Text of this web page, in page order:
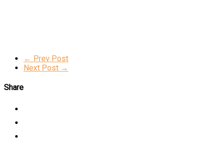
← Prev Post
Next Post →
Share